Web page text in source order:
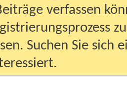
verfassen
Suchen Sie sich